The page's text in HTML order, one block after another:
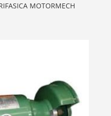
MOTORMECH